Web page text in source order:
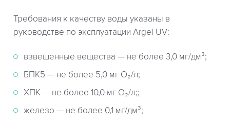
Требования к качеству воды указаны в
руководстве по эксплуатации Argel UV:
взвешенные вещества — не более 3,0 мг/дм³;
БПК5 — не более 5,0 мг О₂/л;
ХПК — не более 10,0 мг О₂/л;;
железо — не более 0,1 мг/дм³;